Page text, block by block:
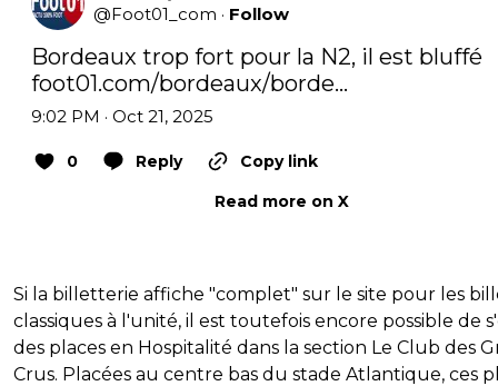
@Foot01_com · Follow
foot01.com/bordeaux/borde…
9:02 PM · Oct 21, 2025
0 Reply
Copy link
Read more on X
Si la billetterie affiche "complet" sur le site pour les
classiques à l'unité, il est toutefois encore possible de
des places en Hospitalité dans la section Le Club des
Crus. Placées au centre bas du stade Atlantique, ces